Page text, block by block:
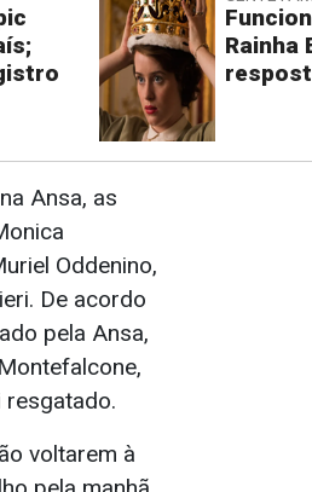
Rainha
Ansa, as
Oddenino,
De acordo
pela Ansa,
voltarem à